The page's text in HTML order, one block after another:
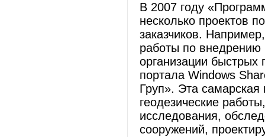
В 2007 году
несколько проектов
заказчиков.
работы по внедрению
организации быстрых
портала Windows
Груп». Эта
геодезические
исследования,
сооружений,